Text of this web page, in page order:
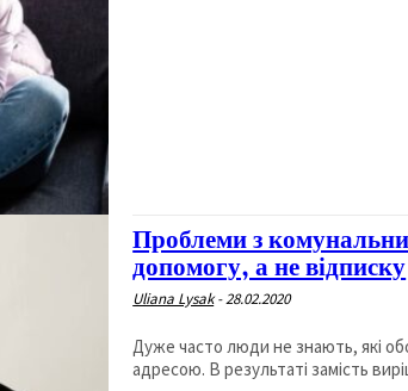
Проблеми з
допомогу, а не відписку
Uliana Lysak -28.02.2020
Дуже часто люди не знають, які
адресою. В результаті замість